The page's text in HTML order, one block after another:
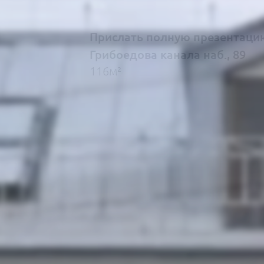
Прислать полную